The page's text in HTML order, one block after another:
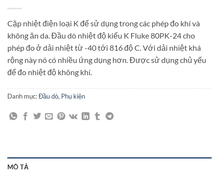
Cặp nhiệt điện loại K để sử dụng trong các phép đo khí và
không ăn da. Đầu dò nhiệt độ kiểu K Fluke 80PK-24 cho
phép đo ở dải nhiệt từ -40 tới 816 độ C. Với dải nhiệt khá
rộng này nó có nhiều ứng dụng hơn. Được sử dụng chủ yếu
để đo nhiệt độ không khí.
Danh mục:Đầu dò, Phụ kiện
MÔ TẢ